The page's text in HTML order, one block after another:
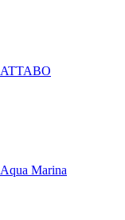
ATTABO
Aqua Marina